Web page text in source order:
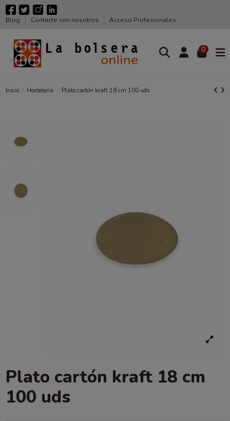
Blog Contacte con nosotros Acceso Profesionales
0
Inicio Hostelería Plato cartón kraft 18 cm 100 uds
Plato cartón kraft 18 cm
100 uds